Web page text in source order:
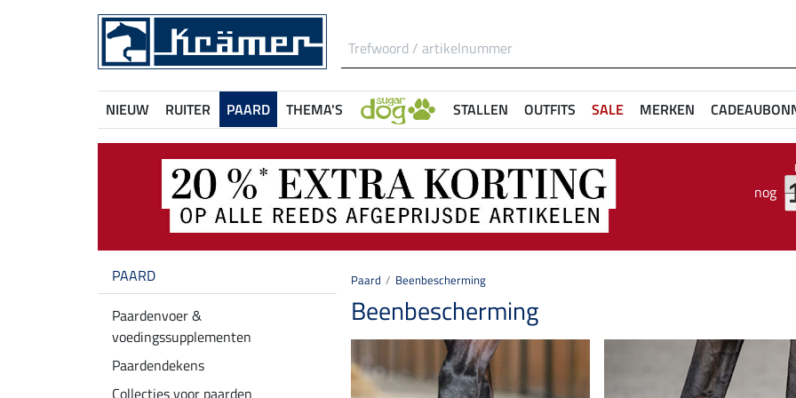
NIEUW RUITER PAARD THEMA'S STALLEN OUTFITS SALE MERKEN
nog
PAARD
Paardenvoer &
voedingssupplementen
Paardendekens
Collecties voor paarden
Paard Beenbescherming
Beenbescherming